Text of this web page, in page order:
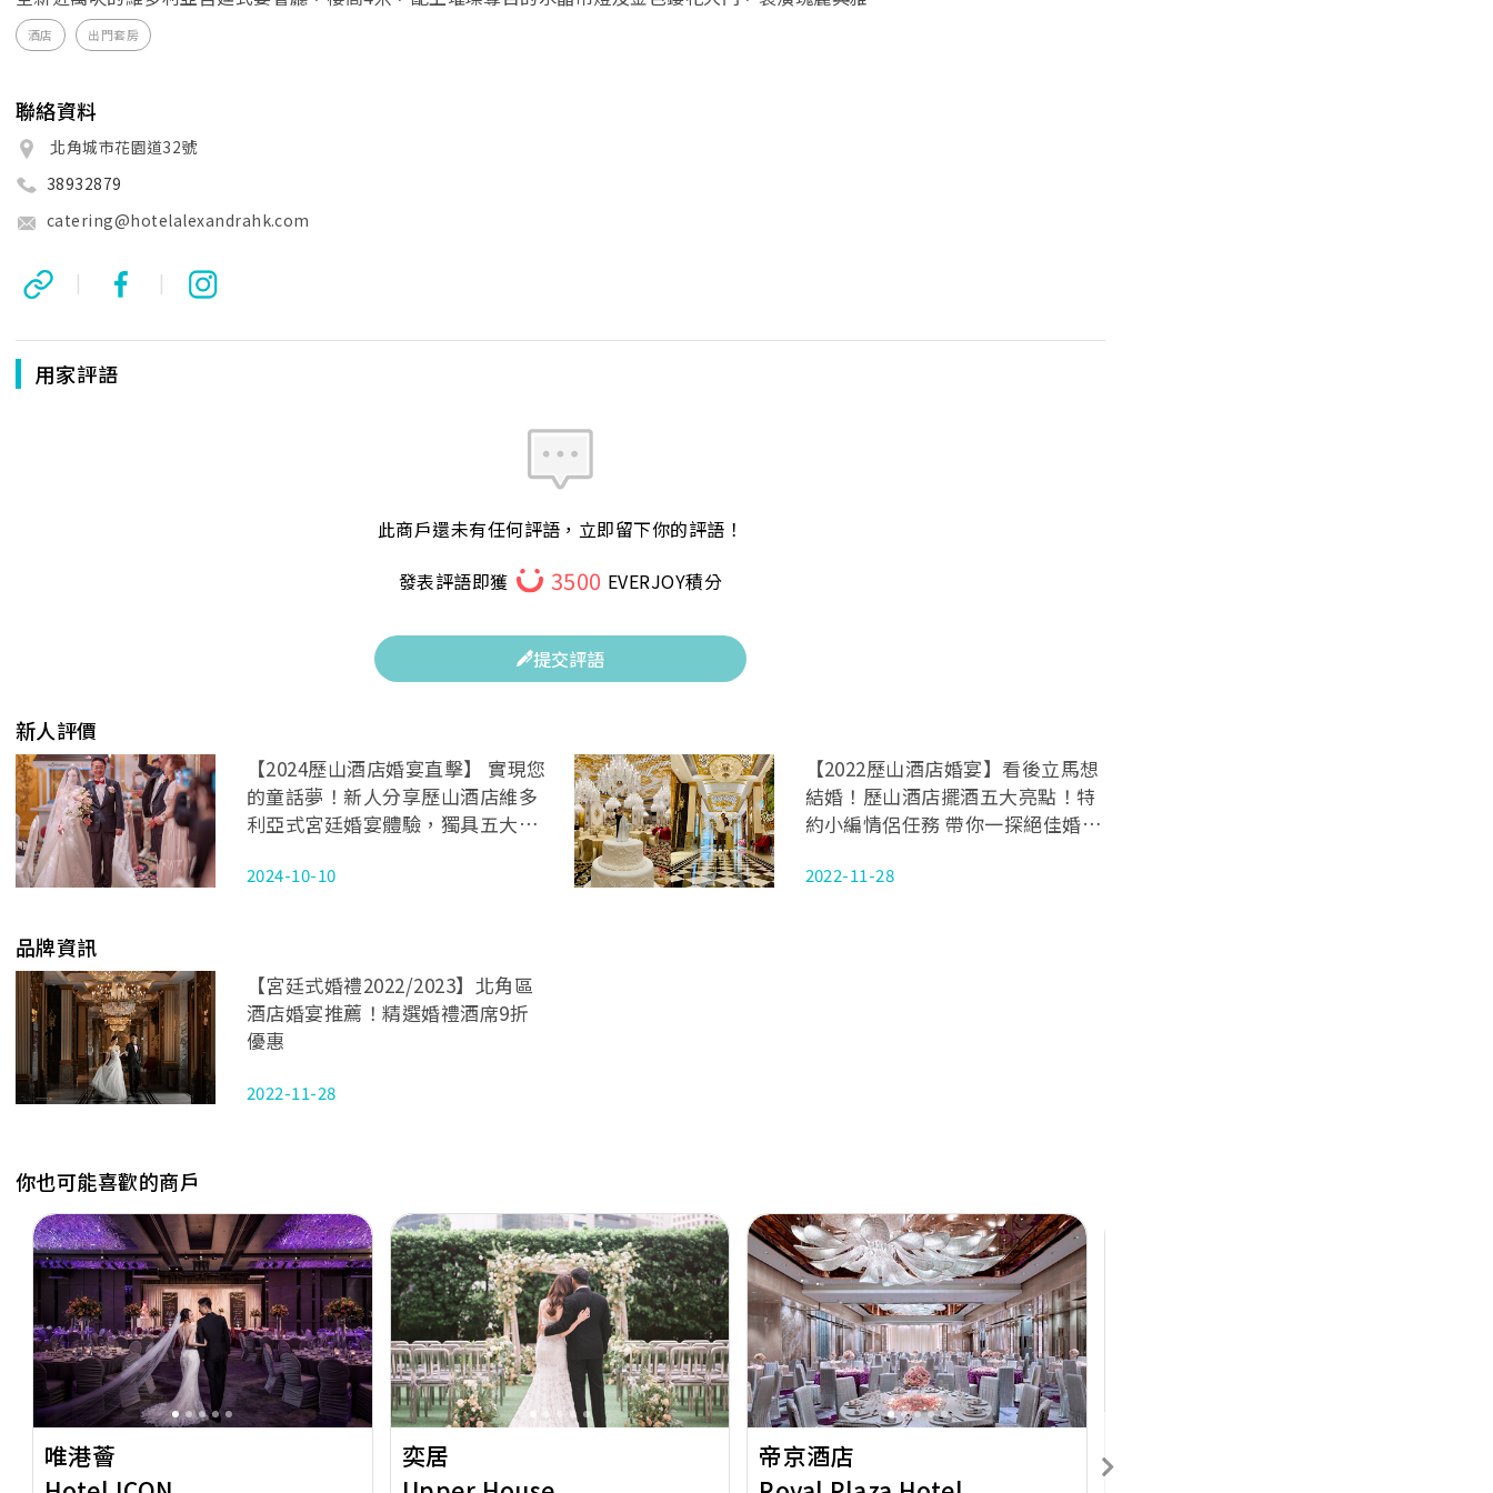
酒店 出門套房
聯絡資料
北角城市花園道32號
38932879
catering@hotelalexandrahk.com
| |
用家評語
此商戶還未有任何評語，立即留下你的評語！
發表評語即獲
3500 EVERJOY積分
提交評語
新人評價
【2024歷山酒店婚宴直擊】 實現您
的童話夢！新人分享歷山酒店維多
利亞式宮廷婚宴體驗，獨具五大魅
2024-10-10
【2022歷山酒店婚宴】看後立馬想
結婚！歷山酒店擺酒五大亮點！特
約小編情侶任務 帶你一探絕佳婚宴
2022-11-28
品牌資訊
【宮廷式婚禮2022/2023】北角區
酒店婚宴推薦！精選婚禮酒席9折
優惠
2022-11-28
你也可能喜歡的商戶
Previous Next
唯港薈
Previous Next
奕居
Previous Next
帝京酒店